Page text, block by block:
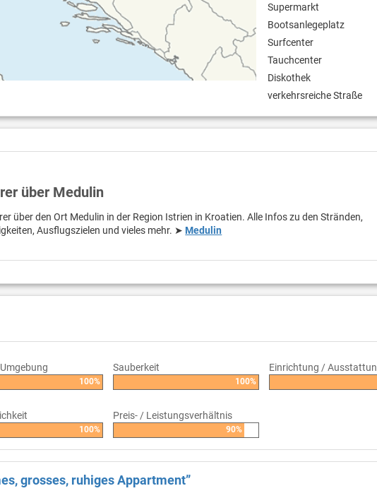
Supermarkt
Bootsanlegeplatz
Surfcenter
Tauchcenter
Diskothek
verkehrsreiche Straße
über Medulin
über den Ort Medulin in der Region Istrien in Kroatien. Alle Infos zu den Stränden,
Ausflugszielen und vieles mehr. ➤ Medulin
100%
Sauberkeit
100%
Einrichtung /
100%
Preis- / Leistungsverhältnis
90%
grosses, ruhiges Appartment”